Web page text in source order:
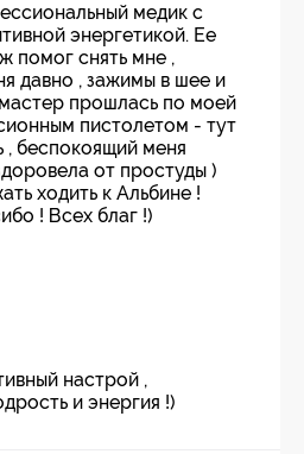
медик с
энергетикой. Ее
помог снять мне ,
давно , зажимы в шее и
прошлась по моей
пистолетом - тут
, беспокоящий меня
от простуды )
ходить к Альбине !
! Всех благ !)
настрой ,
и энергия !)